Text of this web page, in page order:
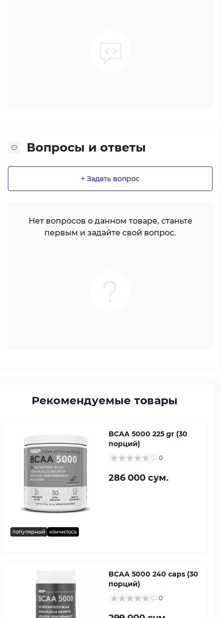
Вопросы и ответы
+ Задать вопрос
Нет вопросов о данном товаре, станьте
первым и задайте свой вопрос.
Рекомендуемые товары
популярный кончилось
BCAA 5000 225 gr (30
порций)
0
286 000 сум.
BCAA 5000 240 caps (30
порций)
0